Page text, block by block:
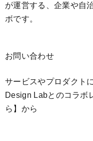
が運営する、企業や自
ボです。
お問い合わせ
サービスやプロダクト
Design Labとのコラボ
ら】 から